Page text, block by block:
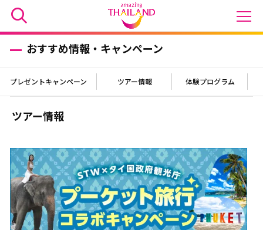
おすすめ情報・キャンペーン
プレゼントキャンペーン ツアー情報 体験プログラム
ツアー情報